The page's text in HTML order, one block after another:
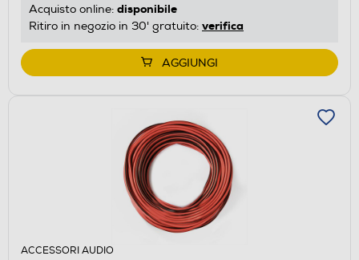
Acquisto online: disponibile
Ritiro in negozio in 30' gratuito: verifica
AGGIUNGI
ACCESSORI AUDIO